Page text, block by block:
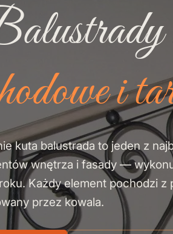
i
kuta balustrada to jeden z
wnętrza i fasady —
Każdy element pochodzi z
przez kowala.